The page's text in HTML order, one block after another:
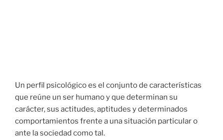
Un perfil psicológico es el conjunto de características
que reúne un ser humano y que determinan su
carácter, sus actitudes, aptitudes y determinados
comportamientos frente a una situación particular o
ante la sociedad como tal.